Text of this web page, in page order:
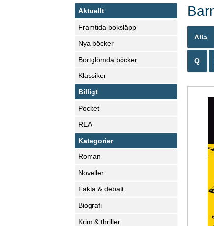
Aktuellt
Framtida boksläpp
Nya böcker
Bortglömda böcker
Klassiker
Billigt
Pocket
REA
Kategorier
Roman
Noveller
Fakta & debatt
Biografi
Krim & thriller
Alla
Q